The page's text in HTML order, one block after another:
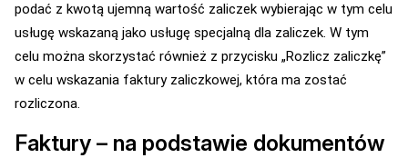
podać z kwotą ujemną wartość zaliczek wybierając w tym celu
usługę wskazaną jako usługę specjalną dla zaliczek. W tym
celu można skorzystać również z przycisku „Rozlicz zaliczkę”
w celu wskazania faktury zaliczkowej, która ma zostać
rozliczona.
Faktury – na podstawie dokumentów